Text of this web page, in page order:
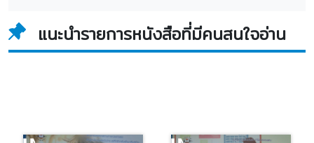
แนะนำรายการหนังสือที่มีคนสนใจอ่าน